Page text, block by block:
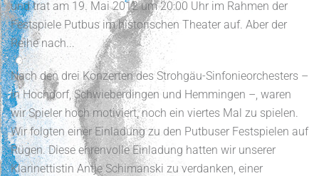
und trat am 19. Mai 2012 um 20:00 Uhr im Rahmen der
Festspiele Putbus im historischen Theater auf. Aber der
Reihe nach...
Nach den drei Konzerten des Strohgäu-Sinfonieorchesters –
in Hochdorf, Schwieberdingen und Hemmingen –, waren
wir Spieler hoch motiviert, noch ein viertes Mal zu spielen.
Wir folgten einer Einladung zu den Putbuser Festspielen auf
Rügen. Diese ehrenvolle Einladung hatten wir unserer
Klarinettistin Antje Schimanski zu verdanken, einer